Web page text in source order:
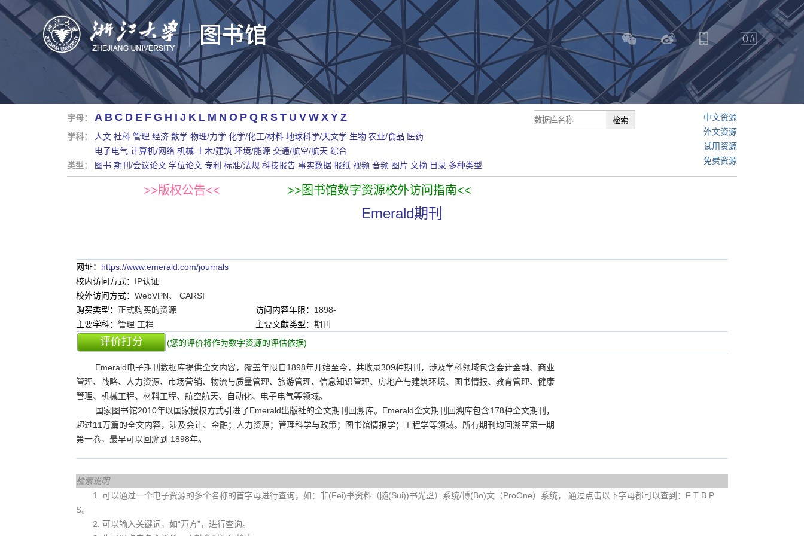
字母： A B C D E F G H I J K L M N O P Q R S T U V W X Y Z
学科： 人文 社科 管理 经济 数学 物理/力学 化学/化工/材料 地球科学/天文学 生物 农业/食品 医药
电子电气 计算机/网络 机械 土木/建筑 环境/能源 交通/航空/航天 综合
类型：
图书 期刊/会议论文 学位论文 专利 标准/法规 科技报告 事实数据 报纸 视频 音频 图片 文摘 目录 多种类型
中文资源
外文资源
试用资源
免费资源
>>版权公告<< >>图书馆数字资源校外访问指南<<
Emerald期刊
网址： https://www.emerald.com/journals
校内访问方式： IP认证
校外访问方式： WebVPN、 CARSI
购买类型： 正式购买的资源 访问内容年限： 1898-
主要学科： 管理 工程 主要文献类型： 期刊
评价打分 (您的评价将作为数字资源的评估依据)
Emerald电子期刊数据库提供全文内容，覆盖年限自1898年开始至今，共收录309种期刊，涉及学科领域包含会计金融、商业
管理、战略、人力资源、市场营销、物流与质量管理、旅游管理、信息知识管理、房地产与建筑环境、图书情报、教育管理、健康
管理、机械工程、材料工程、航空航天、自动化、电子电气等领域。
国家图书馆2010年以国家授权方式引进了Emerald出版社的全文期刊回溯库。Emerald全文期刊回溯库包含178种全文期刊，
超过11万篇的全文内容，涉及会计、金融；人力资源；管理科学与政策；图书馆情报学；工程学等领域。所有期刊均回溯至第一期
第一卷，最早可以回溯到 1898年。
检索说明
1. 可以通过一个电子资源的多个名称的首字母进行查询，如：非(Fei)书资料（随(Sui))书光盘）系统/博(Bo)文（ProOne）系统， 通过点击以下字母都可以查到：F T B P
S。
2. 可以输入关键词，如“万方”，进行查询。